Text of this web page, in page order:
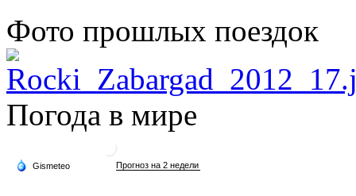
Фото прошлых поездок
Погода в мире